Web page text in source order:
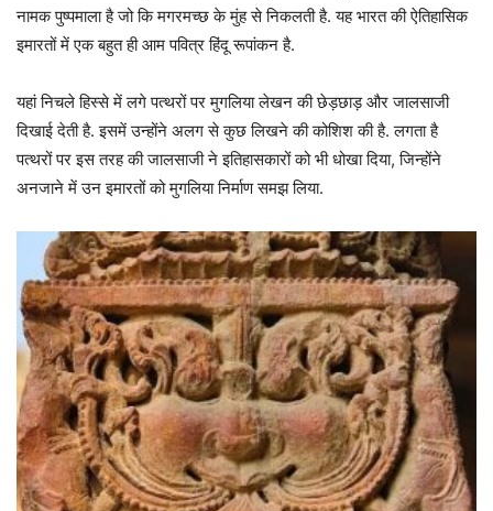
नामक पुष्पमाला है जो कि मगरमच्छ के मुंह से निकलती है. यह भारत की ऐतिहासिक
इमारतों में एक बहुत ही आम पवित्र हिंदू रूपांकन है.
यहां निचले हिस्से में लगे पत्थरों पर मुगलिया लेखन की छेड़छाड़ और जालसाजी
दिखाई देती है. इसमें उन्होंने अलग से कुछ लिखने की कोशिश की है. लगता है
पत्थरों पर इस तरह की जालसाजी ने इतिहासकारों को भी धोखा दिया, जिन्होंने
अनजाने में उन इमारतों को मुगलिया निर्माण समझ लिया.